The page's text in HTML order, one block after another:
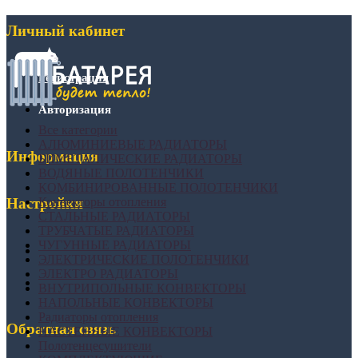
Личный кабинет
Регистрация
Авторизация
Информация
Настройки
Обратная связь
БИМЕТАЛИЧЕСКИЕ РАДИАТОРЫ
Конвекторы отопления
СТАЛЬНЫЕ РАДИАТОРЫ
НАСТЕННЫЕ КОНВЕКТОРЫ